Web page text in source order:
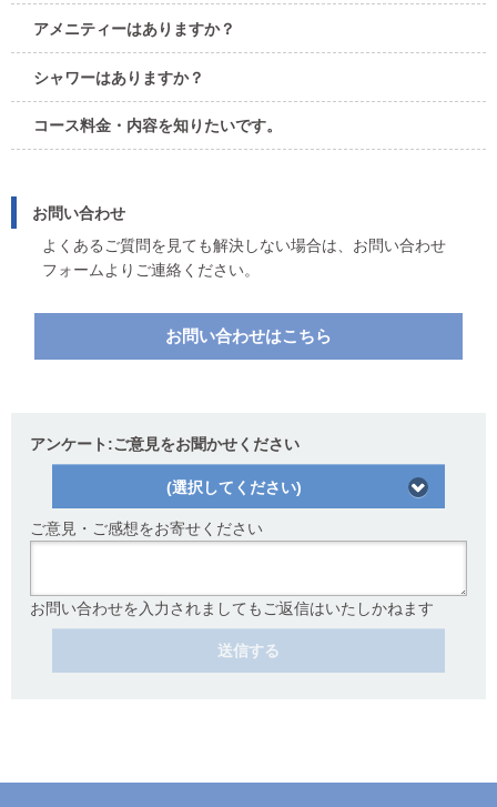
アメニティーはありますか？
シャワーはありますか？
コース料金・内容を知りたいです。
お問い合わせ
よくあるご質問を見ても解決しない場合は、お問い合わせ
フォームよりご連絡ください。
お問い合わせはこちら
アンケート:ご意見をお聞かせください
(選択してください)
ご意見・ご感想をお寄せください
お問い合わせを入力されましてもご返信はいたしかねます
送信する